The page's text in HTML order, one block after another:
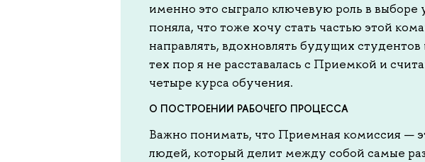
именно это сыграло ключевую роль в выборе
поняла, что тоже хочу стать частью этой
направлять, вдохновлять будущих
тех пор я не расставалась с Приемкой и
четыре курса обучения.
О ПОСТРОЕНИИ РАБОЧЕГО ПРОЦЕССА
Важно понимать, что Приемная комиссия —
людей, который делит между собой самые